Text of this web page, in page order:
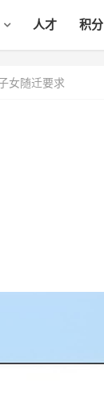
人才 积分
女随迁要求